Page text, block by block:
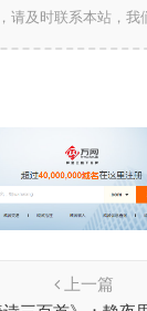
请及时联系本站，我
上一篇